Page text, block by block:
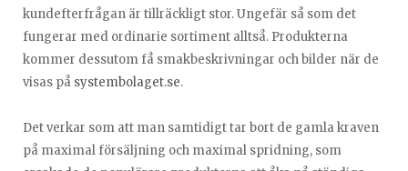
kundefterfrågan är tillräckligt stor. Ungefär så som det
fungerar med ordinarie sortiment alltså. Produkterna
kommer dessutom få smakbeskrivningar och bilder när de
visas på systembolaget.se.
Det verkar som att man samtidigt tar bort de gamla kraven
på maximal försäljning och maximal spridning, som